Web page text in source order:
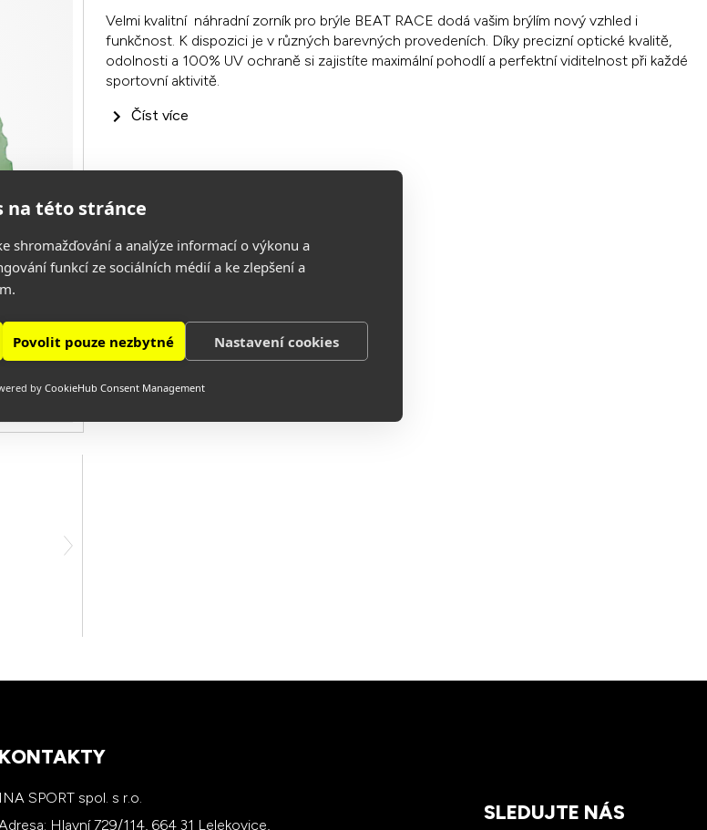
na této stránce
shromažďování a analýze informací o výkonu a
funkcí ze sociálních médií a ke zlepšení a
Povolit pouze nezbytné Nastavení cookies
byCookieHub Consent Management
Velmi kvalitní náhradní zorník pro brýle BEAT RACE dodá vašim brýlím nový vzhled i
funkčnost. K dispozici je v různých barevných provedeních. Díky precizní optické kvalitě,
odolnosti a 100% UV ochraně si zajistíte maximální pohodlí a perfektní viditelnost při každé
sportovní aktivitě.
Číst více
KONTAKTY
INA SPORT spol. s r.o.
Hlavní 729/114, 664 31 Lelekovice,
SLEDUJTE NÁS